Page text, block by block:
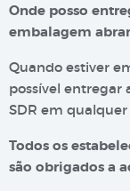
Onde posso
embalagem
Quando estiver
possível entregar
SDR em
Todos os
são obrigados a